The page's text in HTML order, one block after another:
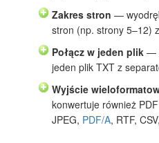
Zakres stron —
stron (np. strony 5–12)
Połącz w jeden plik —
jeden plik TXT z
Wyjście
konwertuje również
JPEG, PDF/A, RTF,